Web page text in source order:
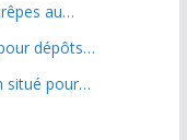
au…
dépôts…
situé pour…